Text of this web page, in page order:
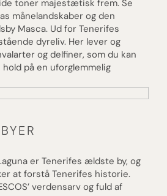
toner majestætisk frem. Se
månelandskaber og den
Masca. Ud for Tenerifes
dyreliv. Her lever og
og delfiner, som du kan
på en uforglemmelig
er Tenerifes ældste by, og
at forstå Tenerifes historie.
verdensarv og fuld af